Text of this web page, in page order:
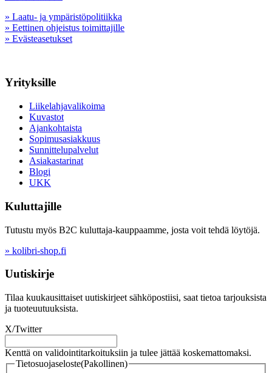
» Laatu- ja ympäristöpolitiikka
» Eettinen ohjeistus toimittajille
» Evästeasetukset
Yrityksille
Liikelahjavalikoima
Kuvastot
Ajankohtaista
Sopimusasiakkuus
Sunnittelupalvelut
Asiakastarinat
Blogi
UKK
Kuluttajille
Tutustu myös B2C kuluttaja-kauppaamme, josta voit tehdä löytöjä.
» kolibri-shop.fi
Uutiskirje
Tilaa kuukausittaiset uutiskirjeet sähköpostiisi, saat tietoa tarjouksista
ja tuoteuutuuksista.
X/Twitter
Kenttä on validointitarkoituksiin ja tulee jättää koskemattomaksi.
Tietosuojaseloste(Pakollinen)